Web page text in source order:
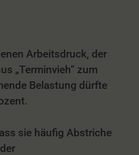
Arbeitsdruck, der
„Terminvieh“ zum
Belastung dürfte
sie häufig Abstriche